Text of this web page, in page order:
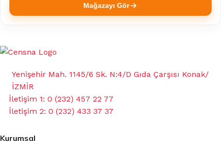
Mağazayı Gör
Yenişehir Mah. 1145/6 Sk. N:4/D Gıda Çarşısı Konak/
İZMİR
İletişim 1: 0 (232) 457 22 77
İletişim 2: 0 (232) 433 37 37
Kurumsal